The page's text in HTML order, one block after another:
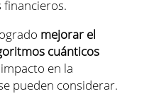
financieros.
mejorar el
cuánticos
en la
pueden considerar.